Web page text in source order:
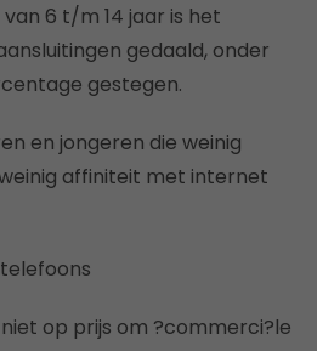
6 t/m 14 jaar is het
gedaald, onder
gestegen.
en jongeren die weinig
affiniteit met internet
op prijs om ?commerci?le